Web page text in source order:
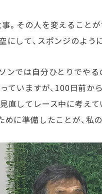
。その人を変えること
にして、スポンジのよう
ンでは自分ひとりでや
ていますが、100日前
直してレース中に考え
に準備したことが、私